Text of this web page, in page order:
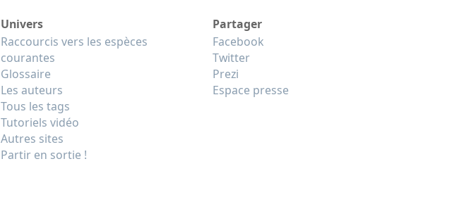
Univers
Raccourcis vers les espèces
courantes
Glossaire
Les auteurs
Tous les tags
Tutoriels vidéo
Autres sites
Partir en sortie !
Partager
Facebook
Twitter
Prezi
Espace presse